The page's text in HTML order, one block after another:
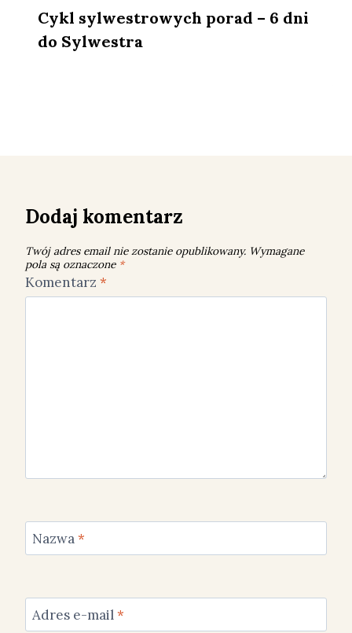
Cykl sylwestrowych porad – 6 dni
do Sylwestra
Dodaj komentarz
Twój adres email nie zostanie opublikowany. Wymagane
pola są oznaczone *
Komentarz *
Nazwa*
Adres e-mail*